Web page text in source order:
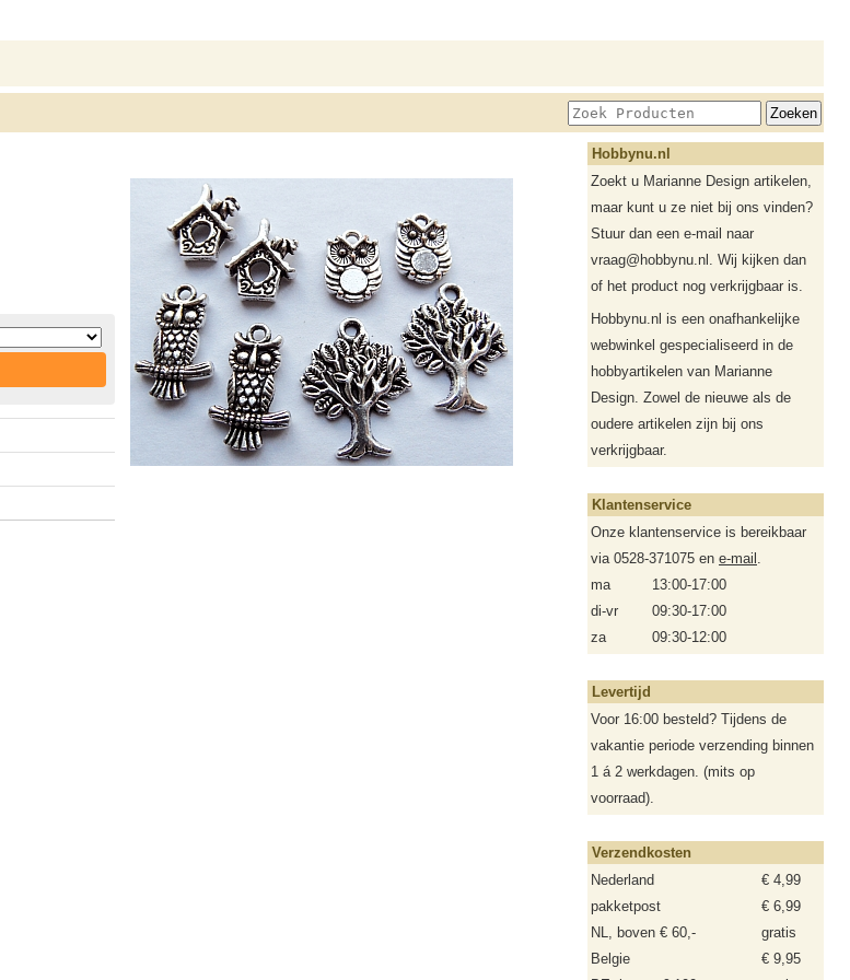
Hobbynu.nl
Zoekt u Marianne Design artikelen,
maar kunt u ze niet bij ons vinden?
Stuur dan een e-mail naar
vraag@hobbynu.nl. Wij kijken dan
of het product nog verkrijgbaar is.
Hobbynu.nl is een onafhankelijke
webwinkel gespecialiseerd in de
hobbyartikelen van Marianne
Design. Zowel de nieuwe als de
oudere artikelen zijn bij ons
verkrijgbaar.
Klantenservice
Onze klantenservice is bereikbaar
via 0528-371075 en e-mail .
ma
13:00-17:00
di-vr
09:30-17:00
za
09:30-12:00
Levertijd
Voor 16:00 besteld? Tijdens de
vakantie periode verzending binnen
1 á 2 werkdagen. (mits op
voorraad).
Verzendkosten
Nederland
€ 4,99
pakketpost
€ 6,99
NL, boven € 60,-
gratis
Belgie
€ 9,95